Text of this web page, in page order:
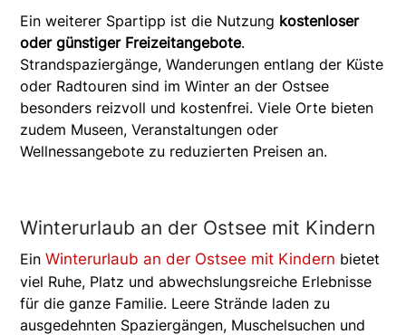
Ein weiterer Spartipp ist die Nutzung kostenloser
oder günstiger Freizeitangebote.
Strandspaziergänge, Wanderungen entlang der Küste
oder Radtouren sind im Winter an der Ostsee
besonders reizvoll und kostenfrei. Viele Orte bieten
zudem Museen, Veranstaltungen oder
Wellnessangebote zu reduzierten Preisen an.
Winterurlaub an der Ostsee mit Kindern
EinWinterurlaub an der Ostsee mit Kindern bietet
viel Ruhe, Platz und abwechslungsreiche Erlebnisse
für die ganze Familie. Leere Strände laden zu
ausgedehnten Spaziergängen, Muschelsuchen und